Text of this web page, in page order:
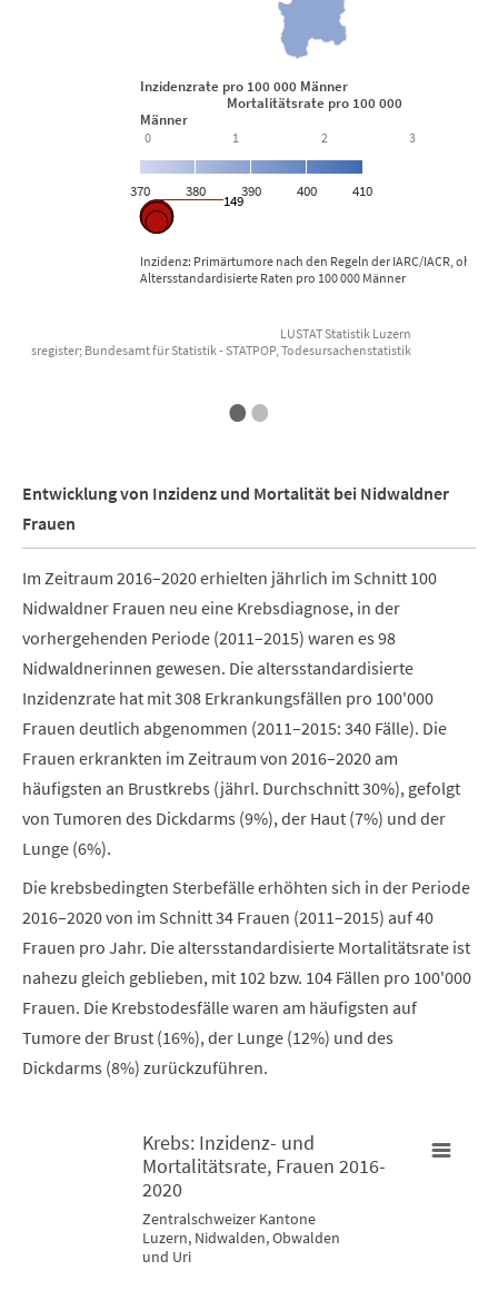
Inzidenz: Primärtumore nach den Regeln der IARC/IACR,
Altersstandardisierte Raten pro 100 000 Männer
370 380 390 400 410
149
Inzidenzrate pro 100 000 Männer
Mortalitätsrate pro 100 000
Männer
0 1 2 3
LUSTAT Statistik Luzern
Bundesamt für Statistik - STATPOP, Todesursachenstatistik
Datenquelle: Zentralschweizer
••
Entwicklung von Inzidenz und Mortalität bei Nidwaldner
Frauen
Im Zeitraum 2016–2020 erhielten jährlich im Schnitt 100
Nidwaldner Frauen neu eine Krebsdiagnose, in der
vorhergehenden Periode (2011–2015) waren es 98
Nidwaldnerinnen gewesen. Die altersstandardisierte
Inzidenzrate hat mit 308 Erkrankungsfällen pro 100'000
Frauen deutlich abgenommen (2011–2015: 340 Fälle). Die
Frauen erkrankten im Zeitraum von 2016–2020 am
häufigsten an Brustkrebs (jährl. Durchschnitt 30%), gefolgt
von Tumoren des Dickdarms (9%), der Haut (7%) und der
Lunge (6%).
Die krebsbedingten Sterbefälle erhöhten sich in der Periode
2016–2020 von im Schnitt 34 Frauen (2011–2015) auf 40
Frauen pro Jahr. Die altersstandardisierte Mortalitätsrate ist
nahezu gleich geblieben, mit 102 bzw. 104 Fällen pro 100'000
Frauen. Die Krebstodesfälle waren am häufigsten auf
Tumore der Brust (16%), der Lunge (12%) und des
Dickdarms (8%) zurückzuführen.
Krebs: Inzidenz- und Mortalitätsrate, Frauen 2016-2020
Map of unspecified region with 3 data series.
Krebs: Inzidenz- und
Mortalitätsrate, Frauen 2016-
2020
Zentralschweizer Kantone
Luzern, Nidwalden, Obwalden
und Uri